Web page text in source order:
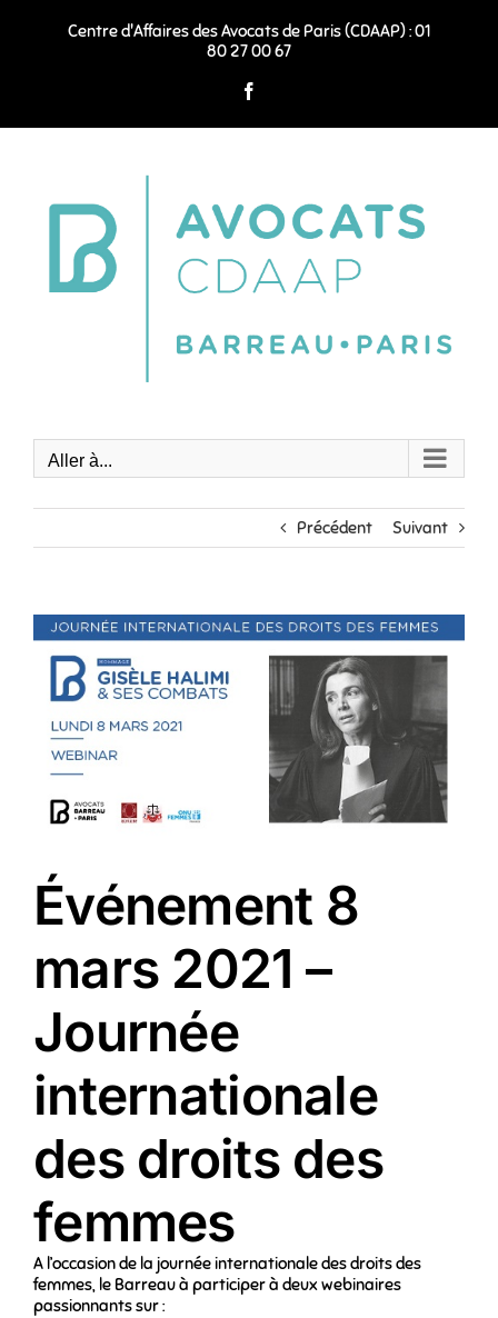
Centre d'Affaires des Avocats de Paris (CDAAP) : 01
80 27 00 67
Aller à...
Précédent Suivant
Événement 8
mars 2021 –
Journée
internationale
des droits des
femmes
A l’occasion de la journée internationale des droits des
femmes, le Barreau à participer à deux webinaires
passionnants sur :